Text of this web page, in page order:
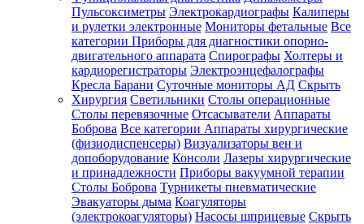
Пульсоксиметры Электрокардиографы Калиперы
и рулетки электронные Мониторы фетальные Все
категории Приборы для диагностики опорно-
двигательного аппарата Спирографы Холтеры и
кардиорегистраторы Электроэнцефалографы
Кресла Барани Суточные мониторы АД Скрыть
Хирургия Светильники Столы операционные
Столы перевязочные Отсасыватели Аппараты
Боброва Все категории Аппараты хирургические
(физиодиспенсеры) Визуализаторы вен и
допоборудование Консоли Лазеры хирургические
и принадлежности Приборы вакуумной терапии
Столы Боброва Турникеты пневматические
Эвакуаторы дыма Коагуляторы
(электрокоагуляторы) Насосы шприцевые Скрыть